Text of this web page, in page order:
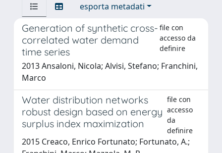
esporta metadati
Generation of synthetic cross-
correlated water demand
time series
file con
accesso da
definire
2013 Ansaloni, Nicola; Alvisi, Stefano; Franchini,
Marco
Water distribution networks
robust design based on energy
surplus index maximization
file con
accesso
da
definire
2015 Creaco, Enrico Fortunato; Fortunato, A.;